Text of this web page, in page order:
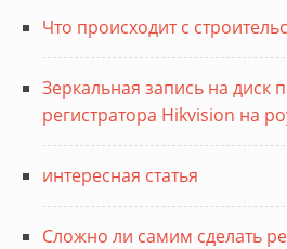
Что происходит с
Зеркальная запись на диск
регистратора Hikvision на
интересная статья
Сложно ли самим сделать